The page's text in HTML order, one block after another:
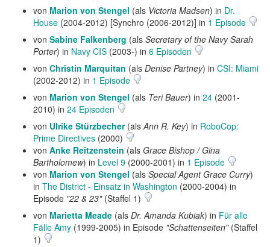
von Marion von Stengel (als Victoria Madsen) in Dr.
House (2004-2012) [Synchro (2006-2012)] in 1 Episode
von Sabine Falkenberg (als Secretary of the Navy Sarah
Porter) in Navy CIS (2003-) in 6 Episoden
von Christin Marquitan (als Denise Partney) in CSI: Miami
(2002-2012) in 1 Episode
von Marion von Stengel (als Teri Bauer) in 24 (2001-
2010) in 24 Episoden
von Ulrike Stürzbecher(alsAnn R. Key) in RoboCop:
Prime Directives (2000)
von Anke Reitzenstein (als Grace Bishop / Gina
Bartholomew) in Level 9 (2000-2001) in 1 Episode
von Marion von Stengel (als Special Agent Grace Curry)
in The District - Einsatz in Washington (2000-2004) in
Episode "22 & 23"(Staffel 1)
von Marietta Meade (als Dr. Amanda Kubiak) in Für alle
Fälle Amy (1999-2005) in Episode "Schattenseiten"(Staffel
1)